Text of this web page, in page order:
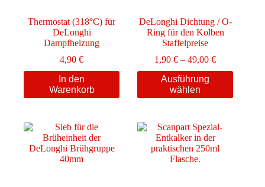
Thermostat (318°C) für
DeLonghi
Dampfheizung
4,90€
In den
Warenkorb
DeLonghi Dichtung / O-
Ring für den Kolben
Staffelpreise
1,90€ –49,00€Preisspanne:
1,90 €
Ausführung
wählen
Dieses
Produkt
weist
auf.
Die
Optionen
können